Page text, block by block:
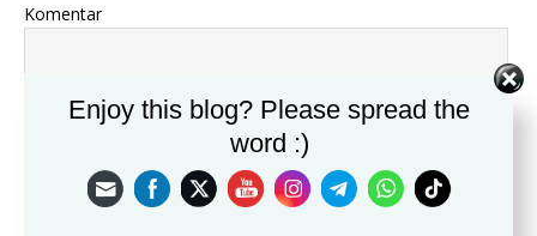
Komentar
Enjoy this blog? Please spread the
word :)